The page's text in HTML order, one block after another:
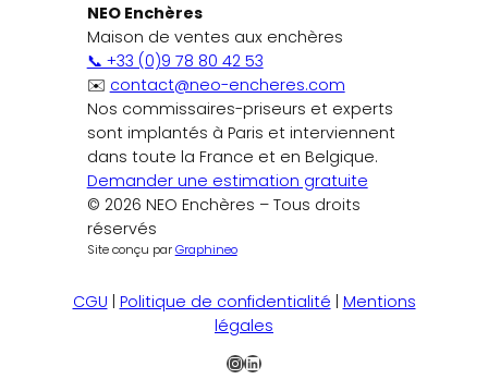
NEO Enchères
Maison de ventes aux enchères
📞 +33 (0)9 78 80 42 53
✉️ contact@neo-encheres.com
Nos commissaires-priseurs et experts
sont implantés à Paris et interviennent
dans toute la France et en Belgique.
Demander une estimation gratuite
© 2026 NEO Enchères – Tous droits
réservés
Site conçu parGraphineo
CGU | Politique de confidentialité | Mentions
légales
Instagram
LinkedIn